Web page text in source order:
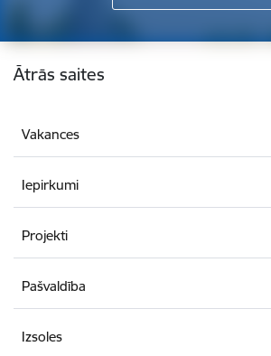
Kājene
Ātrās saites
Vakances
Iepirkumi
Projekti
Pašvaldība
Izsoles